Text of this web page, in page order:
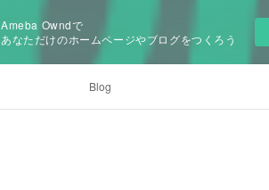
Ameba Owndで
あなただけのホームページやブログをつくろう
Blog